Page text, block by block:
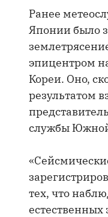
Ранее
Японии было
эпицентром
Кореи. Оно,
результатом
службы
тех, что
естественных